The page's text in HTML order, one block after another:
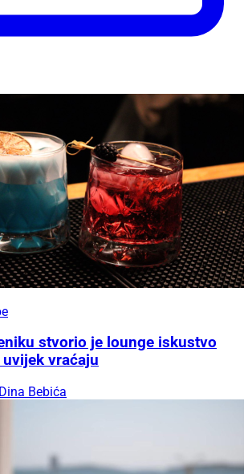
stvorio je lounge iskustvo
vraćaju
Bebića